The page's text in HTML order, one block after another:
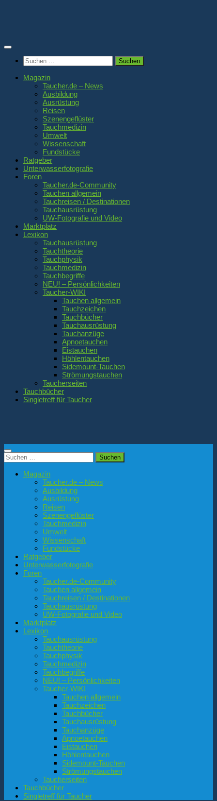
Suchen
nach:
Magazin
Taucher.de – News
Ausbildung
Ausrüstung
Reisen
Szenengeflüster
Tauchmedizin
Umwelt
Wissenschaft
Fundstücke
Ratgeber
Unterwasserfotografie
Foren
Taucher.de-Community
Tauchen allgemein
Tauchreisen / Destinationen
Tauchausrüstung
UW-Fotografie und Video
Marktplatz
Lexikon
Tauchausrüstung
Tauchtheorie
Tauchphysik
Tauchmedizin
Tauchbegriffe
NEU! – Persönlichkeiten
Taucher-WIKI
Tauchen allgemein
Tauchzeichen
Tauchbücher
Tauchausrüstung
Tauchanzüge
Apnoetauchen
Eistauchen
Höhlentauchen
Sidemount-Tauchen
Strömungstauchen
Taucherseiten
Tauchbücher
Singletreff für Taucher
Suchen
nach:
Magazin
Taucher.de – News
Ausbildung
Ausrüstung
Reisen
Szenengeflüster
Tauchmedizin
Umwelt
Wissenschaft
Fundstücke
Ratgeber
Unterwasserfotografie
Foren
Taucher.de-Community
Tauchen allgemein
Tauchreisen / Destinationen
Tauchausrüstung
UW-Fotografie und Video
Marktplatz
Lexikon
Tauchausrüstung
Tauchtheorie
Tauchphysik
Tauchmedizin
Tauchbegriffe
NEU! – Persönlichkeiten
Taucher-WIKI
Tauchen allgemein
Tauchzeichen
Tauchbücher
Tauchausrüstung
Tauchanzüge
Apnoetauchen
Eistauchen
Höhlentauchen
Sidemount-Tauchen
Strömungstauchen
Taucherseiten
Tauchbücher
Singletreff für Taucher